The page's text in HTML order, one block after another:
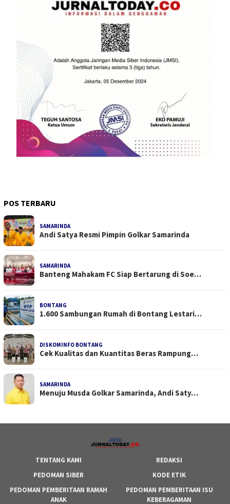
POS TERBARU
SAMARINDA
Andi Satya Resmi Pimpin Golkar Samarinda
SAMARINDA
Banteng Mahakam FC Siap Bertarung di Soe…
BONTANG
1.600 Sambungan Rumah di Bontang Lestari…
DISKOMINFO BONTANG
Cek Kualitas dan Kuantitas Beras Rampung…
SAMARINDA
Menuju Musda Golkar Samarinda, Andi Saty…
TENTANG KAMI
REDAKSI
PEDOMAN SIBER
KODE ETIK
PEDOMAN PEMBERITAAN RAMAH
ANAK
PEDOMAN PEMBERITAAN ISU
KEBERAGAMAN